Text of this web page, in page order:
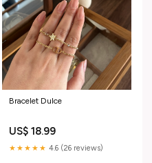
Bracelet Dulce
US$ 18.99
★★★★★ 4.6 (26 reviews)